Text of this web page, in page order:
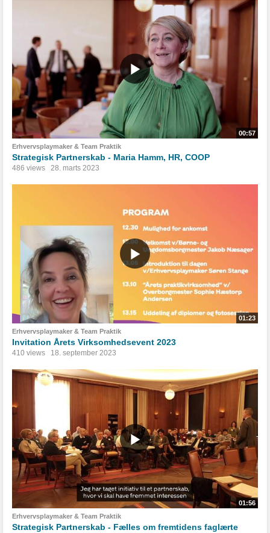
00:57
Erhvervsplaymaker & Team Praktik
Strategisk Partnerskab - Maria Hamm, HR, COOP
486 views 28. marts 2023
01:23
Erhvervsplaymaker & Team Praktik
Invitation Årets Virksomhedsevent 2023
410 views 18. september 2023
01:56
Erhvervsplaymaker & Team Praktik
Strategisk Partnerskab - Fælles om fremtidens faglærte